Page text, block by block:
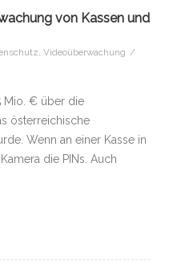
von Kassen und
, Videoüberwachung /
Mio. € über die
österreichische
Wenn an einer Kasse in
die PINs. Auch